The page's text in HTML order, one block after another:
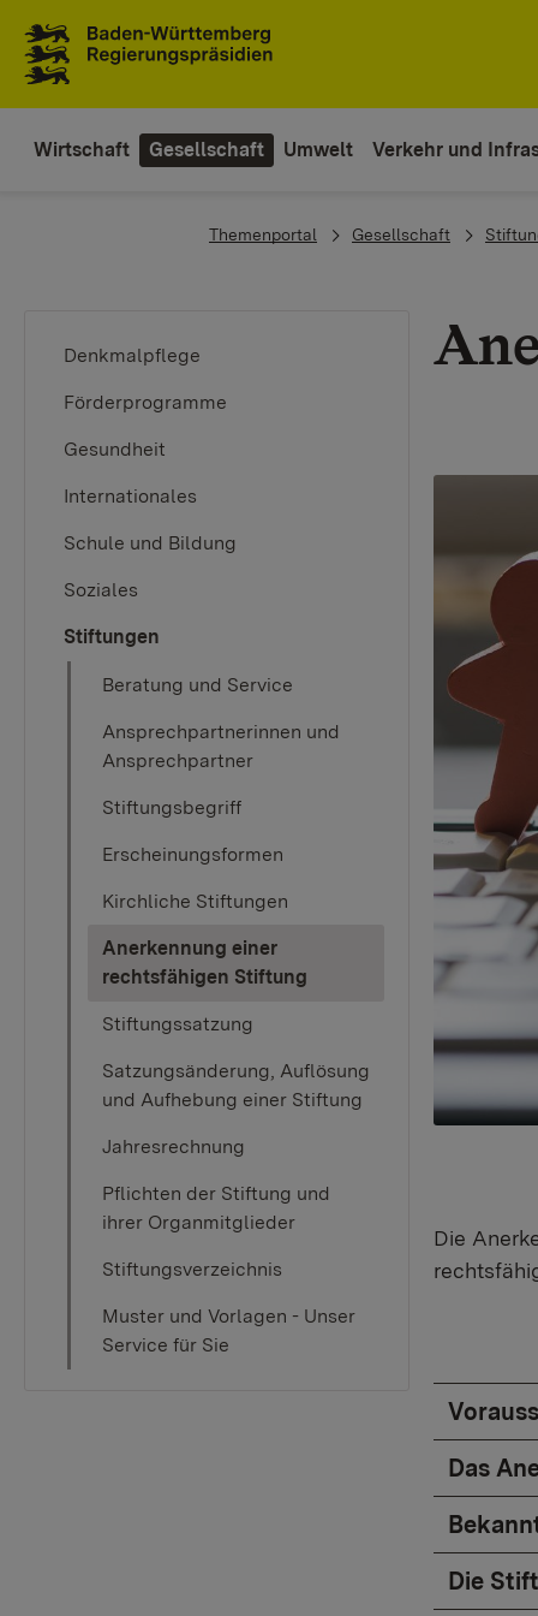
Wirtschaft Gesellschaft Umwelt Verkehr und
You are here:
Themenportal Gesellschaft
Denkmalpflege
Förderprogramme
Gesundheit
Internationales
Schule und Bildung
Soziales
Stiftungen
Beratung und Service
Ansprechpartnerinnen und
Ansprechpartner
Stiftungsbegriff
Erscheinungsformen
Kirchliche Stiftungen
Anerkennung einer
rechtsfähigen Stiftung
Stiftungssatzung
Satzungsänderung, Auflösung
und Aufhebung einer Stiftung
Jahresrechnung
Pflichten der Stiftung und
ihrer Organmitglieder
Stiftungsverzeichnis
Muster und Vorlagen - Unser
Service für Sie
Die
Das
Die